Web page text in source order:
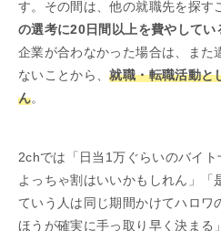
す。その間は、他の就職先を探す
の選考に20日間以上を費やしてい
企業が合わなかった場合は、また
ないことから、就職・転職活動と
ん。
2chでは「日当1万ぐらいのバイ
よっちゃ割はいいかもしれん」「
ていう人は同じ期間かけてハロワ
ほうが確実に手っ取り早く決まる